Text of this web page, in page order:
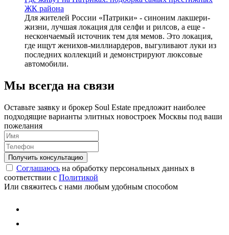
ЖК района
Для жителей России «Патрики» - синоним лакшери-
жизни, лучшая локация для селфи и рилсов, а еще -
нескончаемый источник тем для мемов. Это локация,
где ищут женихов-миллиардеров, выгуливают луки из
последних коллекций и демонстрируют люксовые
автомобили.
Мы всегда на связи
Оставьте заявку и брокер Soul Estate предложит наиболее
подходящие варианты элитных новостроек Москвы под ваши
пожелания
Соглашаюсь на обработку персональных данных в
соответствии с Политикой
Или свяжитесь с нами любым удобным способом